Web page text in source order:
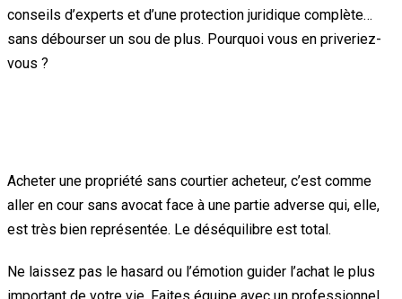
conseils d’experts et d’une protection juridique complète…
sans débourser un sou de plus. Pourquoi vous en priveriez-
vous ?
Acheter une propriété sans courtier acheteur, c’est comme
aller en cour sans avocat face à une partie adverse qui, elle,
est très bien représentée. Le déséquilibre est total.
Ne laissez pas le hasard ou l’émotion guider l’achat le plus